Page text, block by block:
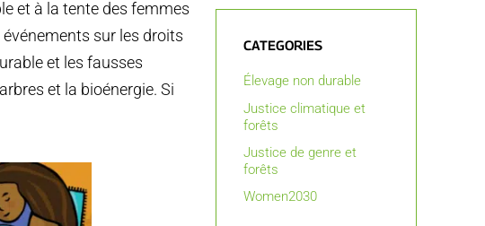
et à la tente des femmes
sur les droits
et les fausses
et la bioénergie. Si
CATEGORIES
Élevage non durable
Justice climatique et
forêts
Justice de genre et
forêts
Women2030